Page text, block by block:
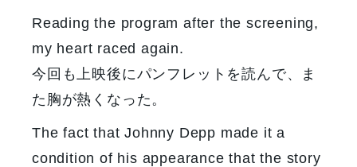
Reading the program after the screening,
my heart raced again.
今回も上映後にパンフレットを読んで、ま
た胸が熱くなった。
The fact that Johnny Depp made it a
condition of his appearance that the story